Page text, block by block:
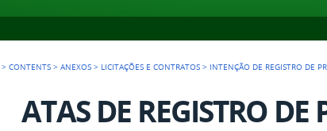
>CONTENTS >ANEXOS > LICITAÇÕES E CONTRATOS > INTENÇÃO DE REGISTRO DE
ATAS DE REGISTRO DE